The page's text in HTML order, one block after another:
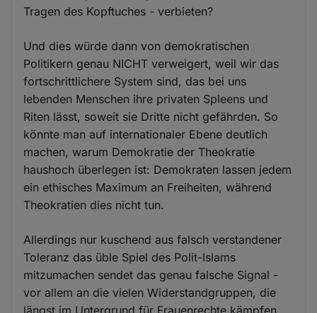
Tragen des Kopftuches - verbieten?
Und dies würde dann von demokratischen
Politikern genau NICHT verweigert, weil wir das
fortschrittlichere System sind, das bei uns
lebenden Menschen ihre privaten Spleens und
Riten lässt, soweit sie Dritte nicht gefährden. So
könnte man auf internationaler Ebene deutlich
machen, warum Demokratie der Theokratie
haushoch überlegen ist: Demokraten lassen jedem
ein ethisches Maximum an Freiheiten, während
Theokratien dies nicht tun.
Allerdings nur kuschend aus falsch verstandener
Toleranz das üble Spiel des Polit-Islams
mitzumachen sendet das genau falsche Signal -
vor allem an die vielen Widerstandgruppen, die